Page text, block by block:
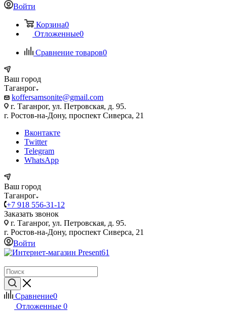
Войти
Корзина0
Отложенные0
Сравнение товаров0
Ваш город
Таганрог
koffersamsonite@gmail.com
г. Таганрог, ул. Петровская, д. 95.
г. Ростов-на-Дону, проспект Сиверса, 21
Вконтакте
Twitter
Telegram
WhatsApp
Ваш город
Таганрог
+7 918 556-31-12
Заказать звонок
г. Таганрог, ул. Петровская, д. 95.
г. Ростов-на-Дону, проспект Сиверса, 21
Войти
Сравнение0
Отложенные 0